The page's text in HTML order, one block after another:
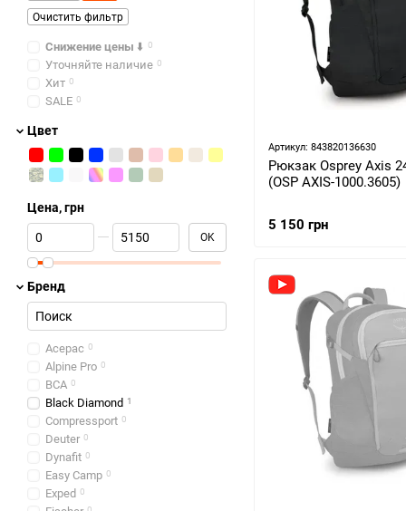
Артикул: 843820136630
Рюкзак Osprey Axis
(OSP AXIS-1000.3605)
5 150 грн
Очистить фильтр
Снижение цены ⬇️ 0
Уточняйте наличие 0
Хит 0
SALE 0
Цвет
Цена, грн
От Цена, грн
До Цена, грн OK
Бренд
Acepac 0
Alpine Pro 0
BCA 0
Black Diamond 1
Compressport 0
Deuter 0
Dynafit 0
Easy Camp 0
Exped 0